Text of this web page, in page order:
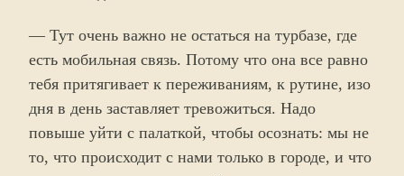
— Тут очень важно не остаться на турбазе, где
есть мобильная связь. Потому что она все равно
тебя притягивает к переживаниям, к рутине, изо
дня в день заставляет тревожиться. Надо
повыше уйти с палаткой, чтобы осознать: мы не
то, что происходит с нами только в городе, и что